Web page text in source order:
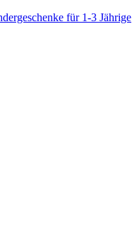
für 1-3 Jährige